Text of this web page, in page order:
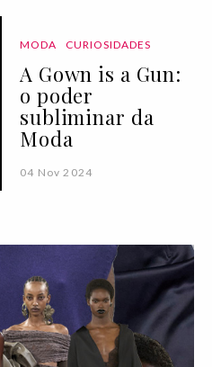
MODA CURIOSIDADES
A Gown is a Gun:
o poder
subliminar da
Moda
04 Nov 2024